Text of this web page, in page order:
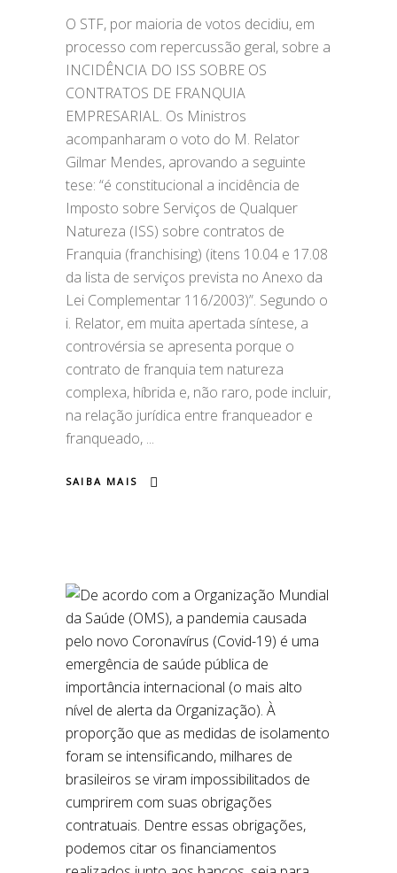
O STF, por maioria de votos decidiu, em
processo com repercussão geral, sobre a
INCIDÊNCIA DO ISS SOBRE OS
CONTRATOS DE FRANQUIA
EMPRESARIAL. Os Ministros
acompanharam o voto do M. Relator
Gilmar Mendes, aprovando a seguinte
tese: “é constitucional a incidência de
Imposto sobre Serviços de Qualquer
Natureza (ISS) sobre contratos de
Franquia (franchising) (itens 10.04 e 17.08
da lista de serviços prevista no Anexo da
Lei Complementar 116/2003)”. Segundo o
i. Relator, em muita apertada síntese, a
controvérsia se apresenta porque o
contrato de franquia tem natureza
complexa, híbrida e, não raro, pode incluir,
na relação jurídica entre franqueador e
franqueado,
SAIBA MAIS